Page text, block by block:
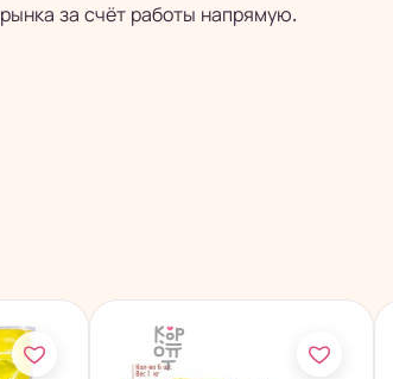
за счёт работы напрямую.